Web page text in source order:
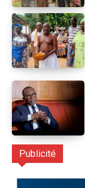
Publicité